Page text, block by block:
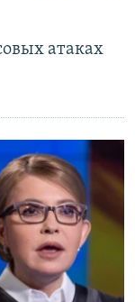
атаках